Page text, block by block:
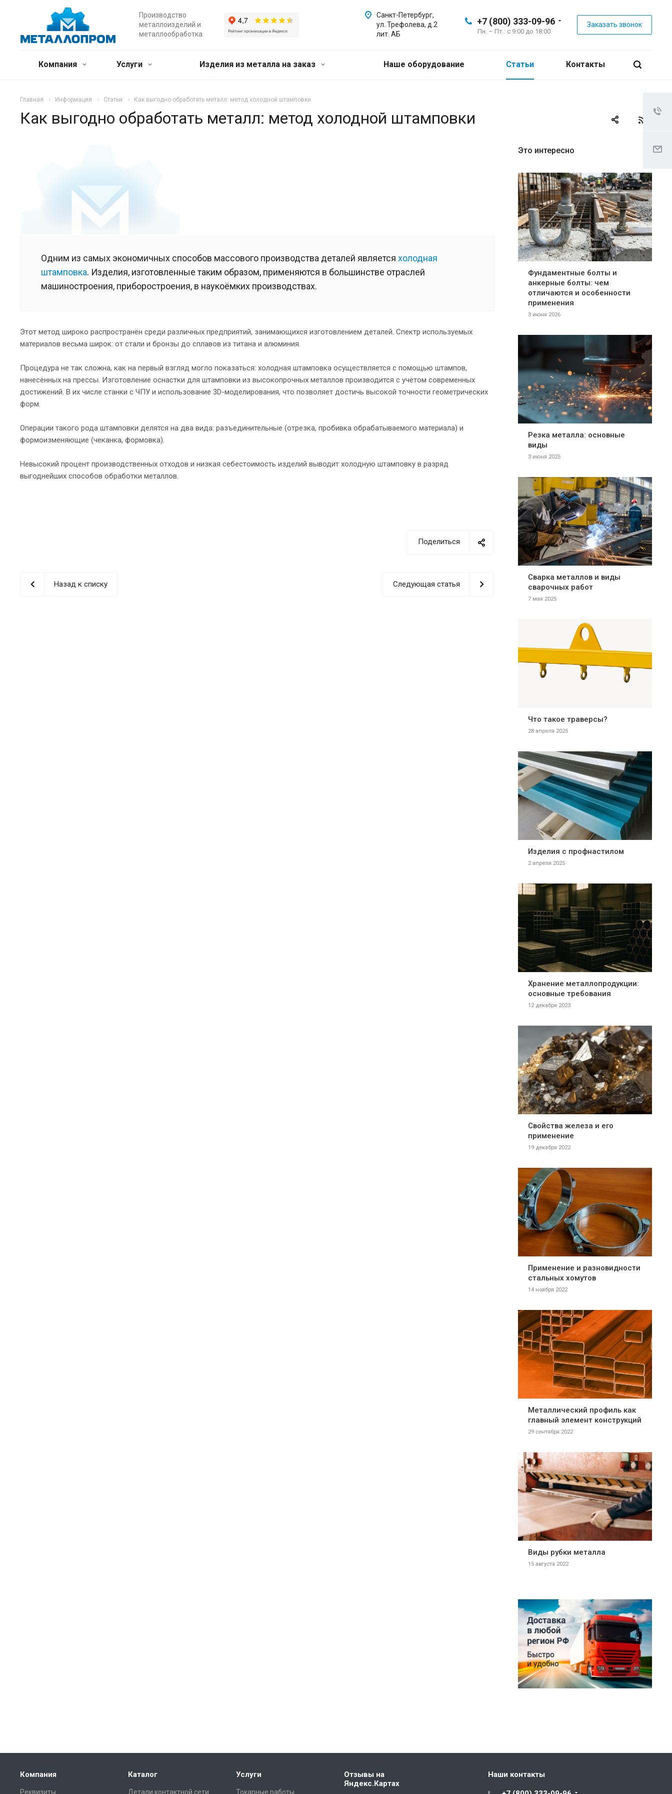
Производство
металлоизделий и
металлообработка
+7 (800) 333-09-96
Пн. – Пт.: с 9:00 до 18:00
Заказать звонок
Санкт-Петербург,
ул. Трефолева, д.2
лит. АБ
Компания Услуги Изделия из металла на заказ Наше оборудование Статьи Контакты
Главная Информация Статьи Как выгодно обработать металл: метод холодной штамповки
Как выгодно обработать металл: метод холодной штамповки
Одним из самых экономичных способов массового производства деталей является холодная
штамповка. Изделия, изготовленные таким образом, применяются в большинстве отраслей
машиностроения, приборостроения, в наукоёмких производствах.
Этот метод широко распространён среди различных предприятий, занимающихся изготовлением деталей. Спектр используемых
материалов весьма широк: от стали и бронзы до сплавов из титана и алюминия.
Процедура не так сложна, как на первый взгляд могло показаться: холодная штамповка осуществляется с помощью штампов,
нанесённых на прессы. Изготовление оснастки для штамповки из высокопрочных металлов производится с учётом современных
достижений. В их числе станки с ЧПУ и использование 3D-моделирования, что позволяет достичь высокой точности геометрических
форм.
Операции такого рода штамповки делятся на два вида: разъединительные (отрезка, пробивка обрабатываемого материала) и
формоизменяющие (чеканка, формовка).
Невысокий процент производственных отходов и низкая себестоимость изделий выводит холодную штамповку в разряд
выгоднейших способов обработки металлов.
Поделиться
Назад к списку Следующая статья
Это интересно
Фундаментные болты и
анкерные болты: чем
отличаются и особенности
применения
3 июня 2026
Резка металла: основные
виды
3 июня 2025
Сварка металлов и виды
сварочных работ
7 мая 2025
Что такое траверсы?
28 апреля 2025
Изделия с профнастилом
2 апреля 2025
Хранение металлопродукции:
основные требования
12 декабря 2023
Свойства железа и его
применение
19 декабря 2022
Применение и разновидности
стальных хомутов
14 ноября 2022
Металлический профиль как
главный элемент конструкций
29 сентября 2022
Виды рубки металла
15 августа 2022
Компания
Реквизиты
Каталог
Детали контактной сети
Услуги
Токарные работы
Отзывы на
Яндекс.Картах
Наши контакты